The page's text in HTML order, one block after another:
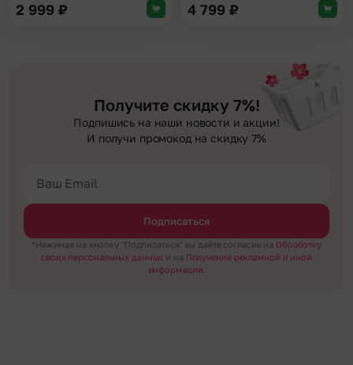
2 999 ₽ 4 799 ₽
Получите скидку 7%!
Подпишись на наши новости и акции!
И получи промокод на скидку 7%
Подписаться
*Нажимая на кнопку "Подписаться" вы даёте согласие на Обработку
своих персональных данных и на Получение рекламной и иной
информации.